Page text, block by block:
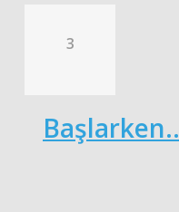
3
Başlarken..